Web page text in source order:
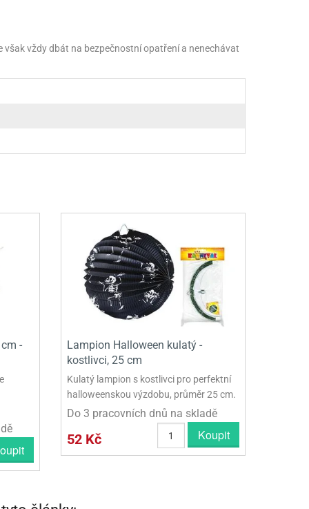
vždy dbát na bezpečnostní opatření a nenechávat
-
Lampion Halloween kulatý -
kostlivci, 25 cm
Kulatý lampion s kostlivci pro perfektní
halloweenskou výzdobu, průměr 25 cm.
Do 3 pracovních dnů na skladě
52 Kč Koupit